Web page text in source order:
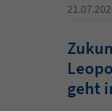
geht